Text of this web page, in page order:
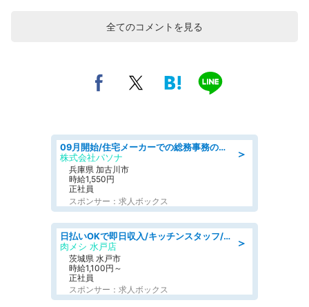
全てのコメントを見る
＞
09月開始/住宅メーカーでの総務事務のお仕事/駅近/車通勤可/一般事務/人事労務
株式会社パソナ
兵庫県 加古川市
時給1,550円
正社員
スポンサー：求人ボックス
＞
日払いOKで即日収入/キッチンスタッフ/「原付免許必須」デリバリー業務など、自己成長可能な幅広い仕事に挑戦!髪型自由&ピアス・ネイルOK/茨城県/水戸市
肉メシ 水戸店
茨城県 水戸市
時給1,100円～
正社員
スポンサー：求人ボックス